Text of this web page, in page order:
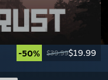
-50% $39.99$19.99